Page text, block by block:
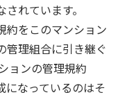
れています。
約をこのマンション
管理組合に引き継ぐ
ョンの管理規約
になっているのはそ